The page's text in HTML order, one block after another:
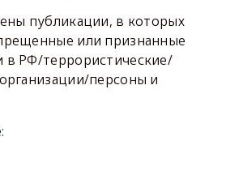
публикации, в которых
или признанные
в РФ/террористические/
персоны и